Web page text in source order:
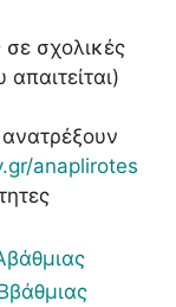
σε σχολικές
anaplirotes